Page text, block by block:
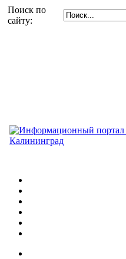
Поиск по
сайту: